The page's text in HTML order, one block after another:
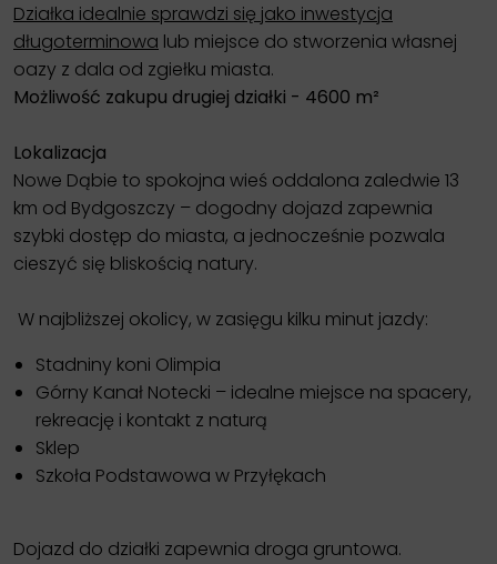
Działka idealnie sprawdzi się jako inwestycja
długoterminowa lub miejsce do stworzenia własnej
oazy z dala od zgiełku miasta.
Możliwość zakupu drugiej działki - 4600 m²
Lokalizacja
Nowe Dąbie to spokojna wieś oddalona zaledwie 13
km od Bydgoszczy – dogodny dojazd zapewnia
szybki dostęp do miasta, a jednocześnie pozwala
cieszyć się bliskością natury.
W najbliższej okolicy, w zasięgu kilku minut jazdy:
Stadniny koni Olimpia
Górny Kanał Notecki – idealne miejsce na spacery,
rekreację i kontakt z naturą
Sklep
Szkoła Podstawowa w Przyłękach
Dojazd do działki zapewnia droga gruntowa.